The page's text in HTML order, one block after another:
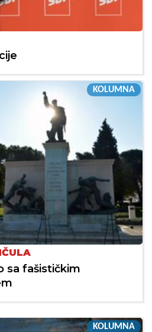
KOLUMNA
sa fašističkim
KOLUMNA